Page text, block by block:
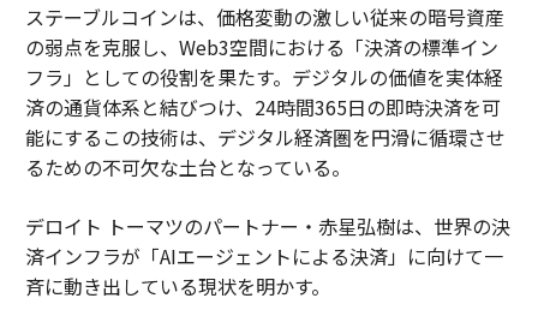
ステーブルコインは、価格変動の激しい従来の暗号資産
の弱点を克服し、Web3空間における「決済の標準イン
フラ」としての役割を果たす。デジタルの価値を実体経
済の通貨体系と結びつけ、24時間365日の即時決済を可
能にするこの技術は、デジタル経済圏を円滑に循環させ
るための不可欠な土台となっている。
デロイト トーマツのパートナー・赤星弘樹は、世界の決
済インフラが「AIエージェントによる決済」に向けて一
斉に動き出している現状を明かす。